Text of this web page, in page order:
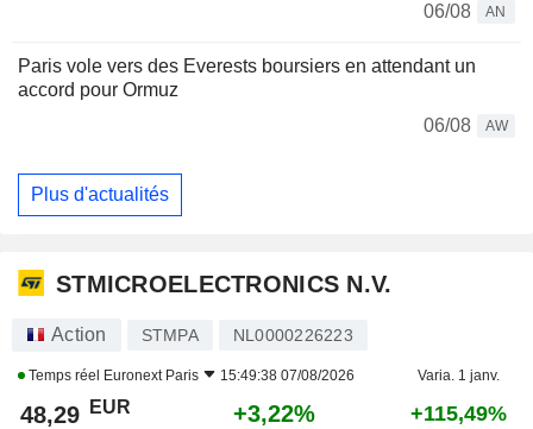
06/08
AN
Paris vole vers des Everests boursiers en attendant un
accord pour Ormuz
06/08
AW
Plus d'actualités
STMICROELECTRONICS N.V.
Action STMPA NL0000226223
Temps réel Euronext Paris 15:49:38 07/08/2026 Varia. 1 janv.
48,29 EUR +3,22% +115,49%